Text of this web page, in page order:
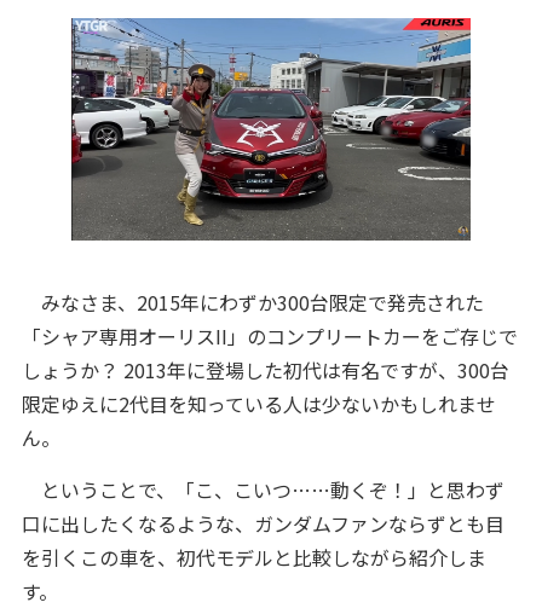
みなさま、2015年にわずか300台限定で発売された
「シャア専用オーリスII」のコンプリートカーをご存じで
しょうか？ 2013年に登場した初代は有名ですが、300台
限定ゆえに2代目を知っている人は少ないかもしれませ
ん。
ということで、「こ、こいつ……動くぞ！」と思わず
口に出したくなるような、ガンダムファンならずとも目
を引くこの車を、初代モデルと比較しながら紹介しま
す。